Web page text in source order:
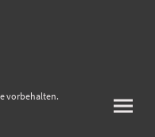
vorbehalten.